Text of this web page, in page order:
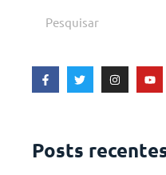
Posts